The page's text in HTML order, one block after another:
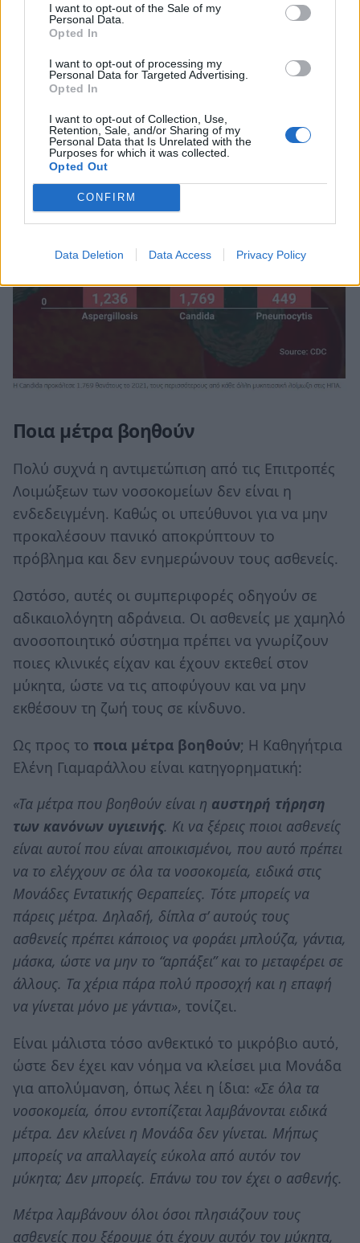
I want to opt-out of the Sale of my
Personal Data.
Opted In
I want to opt-out of processing my
Personal Data for Targeted Advertising.
Opted In
I want to opt-out of Collection, Use,
Retention, Sale, and/or Sharing of my
Personal Data that Is Unrelated with the
Purposes for which it was collected.
Opted Out
CONFIRM
Data Deletion Data Access Privacy Policy
Ποια μέτρα βοηθούν
Πολύ συχνά η αντιμετώπιση από τις Επιτροπές
Λοιμώξεων των νοσοκομείων δεν είναι η
ενδεδειγμένη. Καθώς οι υπεύθυνοι για να μην
προκαλέσουν πανικό αποκρύπτουν το
πρόβλημα και δεν ενημερώνουν τους ασθενείς.
Ωστόσο, αυτές οι συμπεριφορές οδηγούν σε
αδικαιολόγητη αδράνεια. Οι ασθενείς με χαμηλό
ανοσοποιητικό σύστημα πρέπει να γνωρίζουν
ποιες κλινικές είχαν και έχουν εκτεθεί στον
μύκητα, ώστε να τις αποφύγουν και να μην
εκθέσουν τη ζωή τους σε κίνδυνο.
Ως προς το ποια μέτρα βοηθούν; Η Καθηγήτρια
Ελένη Γιαμαράλλου είναι κατηγορηματική:
«Τα μέτρα που βοηθούν είναι η αυστηρή τήρηση
των κανόνων υγιεινής. Κι να ξέρεις ποιοι ασθενείς
είναι αυτοί που είναι αποικισμένοι, που αυτό πρέπει
να το ελέγχουν σε όλα τα νοσοκομεία, ειδικά στις
Μονάδες Εντατικής Θεραπείες. Τότε μπορείς να
πάρεις μέτρα. Δηλαδή, δίπλα σ’ αυτούς τους
ασθενείς πρέπει κάποιος να φοράει μπλούζα, γάντια,
μάσκα, ώστε να μην το “αρπάξει” και το μεταφέρει σε
άλλους. Τα χέρια πάρα πολύ προσοχή και η επαφή
να γίνεται μόνο με γάντια», τονίζει.
Είναι μάλιστα τόσο ανθεκτικό το μικρόβιο αυτό,
ώστε δεν έχει καν νόημα να κλείσει μια Μονάδα
για απολύμανση, όπως λέει η ίδια: «Σε όλα τα
νοσοκομεία, όπου εντοπίζεται λαμβάνονται ειδικά
μέτρα. Δεν κλείνει η Μονάδα δεν γίνεται. Μήπως
μπορείς να απαλλαγείς εύκολα από αυτόν τον
μύκητα; Δεν μπορείς. Επάνω του τον έχει ο ασθενής.
Μέτρα λαμβάνουν όλοι όσοι πλησιάζουν τους
ασθενείς που ξέρουμε ότι έχουν αυτόν τον μύκητα,